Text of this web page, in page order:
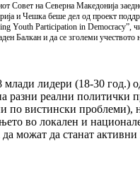
Совет на Северна Македонија
и Чешка беше дел од проект
Youth Participation in Democracy”,
Балкан и да се зголеми
лидери (18-30 год.)
разни реални политички
по вистински проблеми),
во локален и
можат да станат активни